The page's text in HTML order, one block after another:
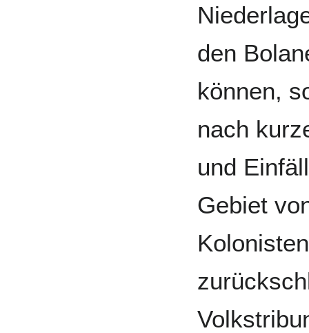
den
können,
nach
und
Gebiet